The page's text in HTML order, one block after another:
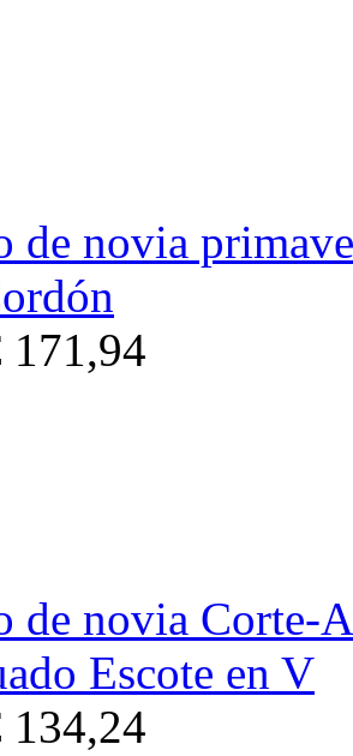
de novia
171,94
de novia Corte-
Escote en V
134,24